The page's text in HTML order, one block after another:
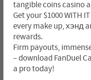
tangible coins casino
Get your $1000 WITH
every make up, хэнд
rewards.
Firm payouts,
– download FanDuel
a pro today!